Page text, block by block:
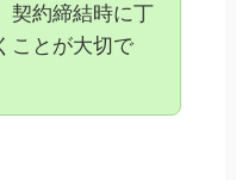
契約締結時に丁
ことが大切で